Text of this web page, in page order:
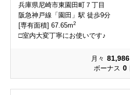
兵庫県尼崎市東園田町７丁目
阪急神戸線「園田」駅 徒歩9分
[専有面積] 67.65m2
□室内大変丁寧にお使いです♪
月々 81,986
ボーナス 0